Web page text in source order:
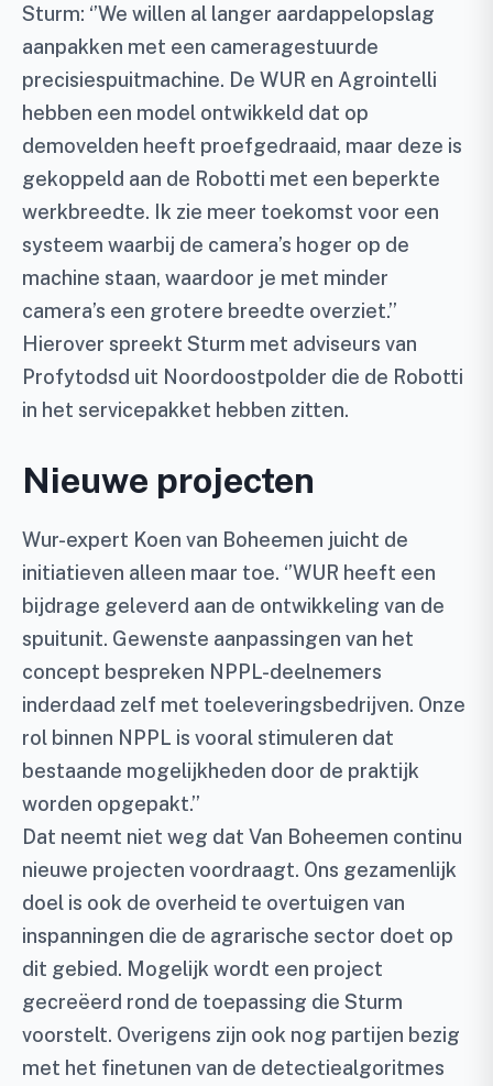
Sturm: ‘’We willen al langer aardappelopslag
aanpakken met een cameragestuurde
precisiespuitmachine. De WUR en Agrointelli
hebben een model ontwikkeld dat op
demovelden heeft proefgedraaid, maar deze is
gekoppeld aan de Robotti met een beperkte
werkbreedte. Ik zie meer toekomst voor een
systeem waarbij de camera’s hoger op de
machine staan, waardoor je met minder
camera’s een grotere breedte overziet.’’
Hierover spreekt Sturm met adviseurs van
Profytodsd uit Noordoostpolder die de Robotti
in het servicepakket hebben zitten.
Nieuwe projecten
Wur-expert Koen van Boheemen juicht de
initiatieven alleen maar toe. ‘’WUR heeft een
bijdrage geleverd aan de ontwikkeling van de
spuitunit. Gewenste aanpassingen van het
concept bespreken NPPL-deelnemers
inderdaad zelf met toeleveringsbedrijven. Onze
rol binnen NPPL is vooral stimuleren dat
bestaande mogelijkheden door de praktijk
worden opgepakt.’’
Dat neemt niet weg dat Van Boheemen continu
nieuwe projecten voordraagt. Ons gezamenlijk
doel is ook de overheid te overtuigen van
inspanningen die de agrarische sector doet op
dit gebied. Mogelijk wordt een project
gecreëerd rond de toepassing die Sturm
voorstelt. Overigens zijn ook nog partijen bezig
met het finetunen van de detectiealgoritmes